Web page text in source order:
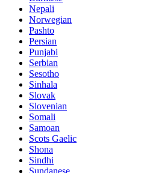
Nepali
Norwegian
Pashto
Persian
Punjabi
Serbian
Sesotho
Sinhala
Slovak
Slovenian
Somali
Samoan
Scots Gaelic
Shona
Sindhi